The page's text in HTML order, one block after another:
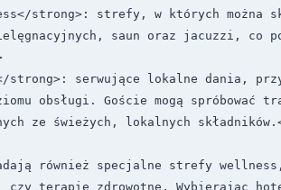
strong>: strefy, w których można
saun oraz jacuzzi, co
strong>: serwujące lokalne dania, przy
obsługi. Goście mogą spróbować
ze świeżych, lokalnych
również specjalne strefy
czy terapie zdrowotne. Wybierając